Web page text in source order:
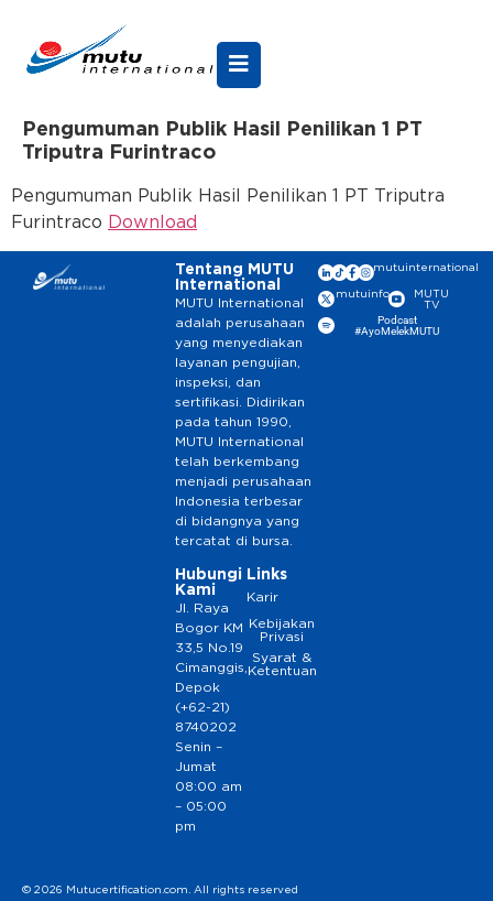
Pengumuman Publik Hasil Penilikan 1 PT
Triputra Furintraco
Pengumuman Publik Hasil Penilikan 1 PT Triputra
Furintraco Download
Tentang MUTU
International
MUTU International
adalah perusahaan
yang menyediakan
layanan pengujian,
inspeksi, dan
sertifikasi. Didirikan
pada tahun 1990,
MUTU International
telah berkembang
menjadi perusahaan
Indonesia terbesar
di bidangnya yang
tercatat di bursa.
Hubungi
Kami
Jl. Raya
Bogor KM
33,5 No.19
Cimanggis,
Depok
(+62-21)
8740202
Senin –
Jumat
08:00 am
– 05:00
pm
Links
Karir
Kebijakan
Privasi
Syarat &
Ketentuan
mutuinternational
mutuinfo
MUTU
TV
Podcast
#AyoMelekMUTU
© 2026 Mutucertification.com. All rights reserved